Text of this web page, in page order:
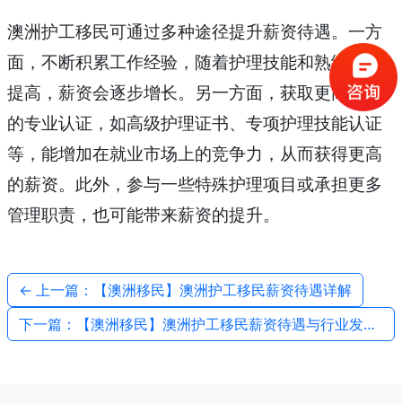
澳洲护工移民可通过多种途径提升薪资待遇。一方
面，不断积累工作经验，随着护理技能和熟练度的
提高，薪资会逐步增长。另一方面，获取更高级别
的专业认证，如高级护理证书、专项护理技能认证
等，能增加在就业市场上的竞争力，从而获得更高
的薪资。此外，参与一些特殊护理项目或承担更多
管理职责，也可能带来薪资的提升。
← 上一篇：【澳洲移民】澳洲护工移民薪资待遇详解
下一篇：【澳洲移民】澳洲护工移民薪资待遇与行业发展趋势关联 →